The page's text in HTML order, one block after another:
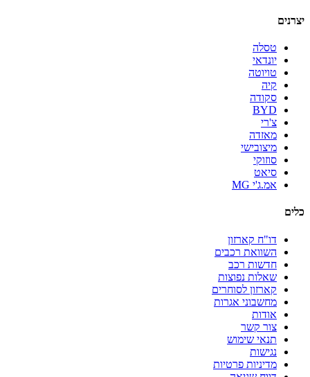
יצרנים
טסלה
יונדאי
טויוטה
קיה
סקודה
BYD
צ'רי
מאזדה
מיצובישי
סוזוקי
סיאט
אמ.ג'י MG
כלים
דו"ח קארזון
השוואת רכבים
חדשות רכב
שאלות נפוצות
קארזון לסוחרים
מחשבוני אגרות
אודות
צור קשר
תנאי שימוש
נגישות
מדיניות פרטיות